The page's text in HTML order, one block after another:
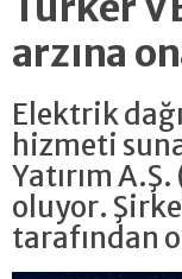
arzına
Elektrik
hizmeti
Yatırım
oluyor.
tarafından